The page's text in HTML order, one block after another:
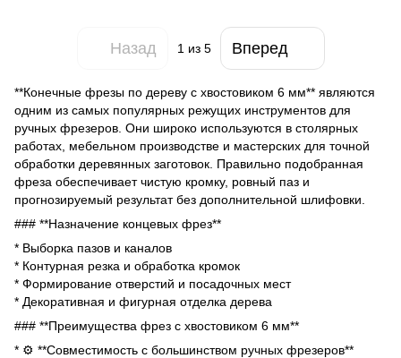
Назад 1 из 5 Вперед
**Конечные фрезы по дереву с хвостовиком 6 мм** являются
одним из самых популярных режущих инструментов для
ручных фрезеров. Они широко используются в столярных
работах, мебельном производстве и мастерских для точной
обработки деревянных заготовок. Правильно подобранная
фреза обеспечивает чистую кромку, ровный паз и
прогнозируемый результат без дополнительной шлифовки.
### **Назначение концевых фрез**
* Выборка пазов и каналов
* Контурная резка и обработка кромок
* Формирование отверстий и посадочных мест
* Декоративная и фигурная отделка дерева
### **Преимущества фрез с хвостовиком 6 мм**
* ⚙ **Совместимость с большинством ручных фрезеров**